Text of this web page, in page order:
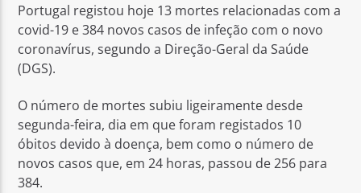
Rádio No ar
Portugal registou hoje 13 mortes relacionadas com a
covid-19 e 384 novos casos de infeção com o novo
coronavírus, segundo a Direção-Geral da Saúde
(DGS).
O número de mortes subiu ligeiramente desde
segunda-feira, dia em que foram registados 10
óbitos devido à doença, bem como o número de
novos casos que, em 24 horas, passou de 256 para
384.